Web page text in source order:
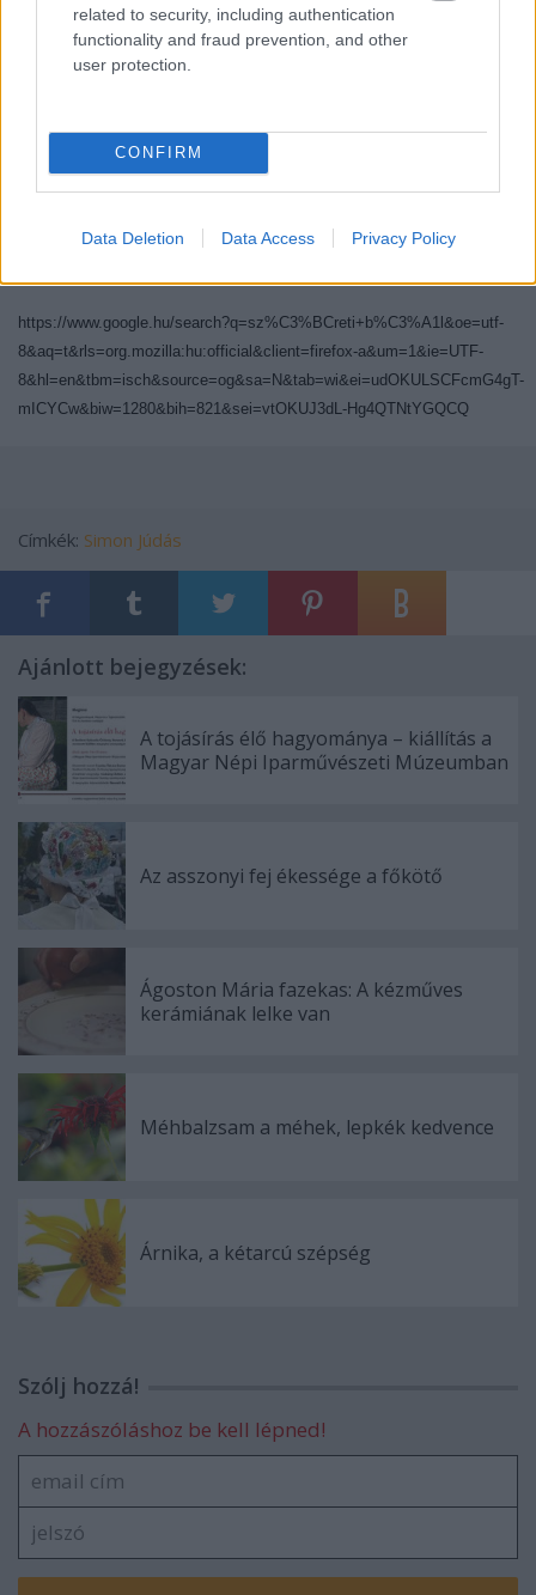
related to security, including authentication
functionality and fraud prevention, and other
user protection.
CONFIRM
Data Deletion Data Access Privacy Policy
https://www.google.hu/search?q=sz%C3%BCreti+b%C3%A1l&oe=utf-
8&aq=t&rls=org.mozilla:hu:official&client=firefox-a&um=1&ie=UTF-
8&hl=en&tbm=isch&source=og&sa=N&tab=wi&ei=udOKULSCFcmG4gT-
mICYCw&biw=1280&bih=821&sei=vtOKUJ3dL-Hg4QTNtYGQCQ
Címkék: Simon Júdás
Ajánlott bejegyzések:
A tojásírás élő hagyománya – kiállítás a
Magyar Népi Iparművészeti Múzeumban
Az asszonyi fej ékessége a főkötő
Ágoston Mária fazekas: A kézműves
kerámiának lelke van
Méhbalzsam a méhek, lepkék kedvence
Árnika, a kétarcú szépség
Szólj hozzá!
A hozzászóláshoz be kell lépned!